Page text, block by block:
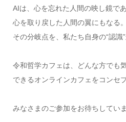
AIは、心を忘れた人間の映し鏡であ
心を取り戻した人間の翼にもなる。
その分岐点を、私たち自身の“認識
令和哲学カフェは、どんな方でも
できるオンラインカフェをコンセ
みなさまのご参加をお待ちしていま